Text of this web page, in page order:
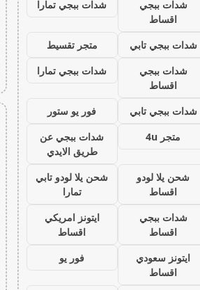
شدات ببجي
اقساط
شدات ببجي تمارا
شدات ببجي تابي
متجر تقسيط
شدات ببجي
اقساط
شدات ببجي تمارا
شدات ببجي تابي
فور يو ستور
متجر 4u
شدات ببجي عن
طريق الايدي
شحن يلا لودو
اقساط
شحن يلا لودو تابي
تمارا
شدات ببجي
اقساط
ايتونز امريكي
اقساط
ايتونز سعودي
اقساط
فور يو